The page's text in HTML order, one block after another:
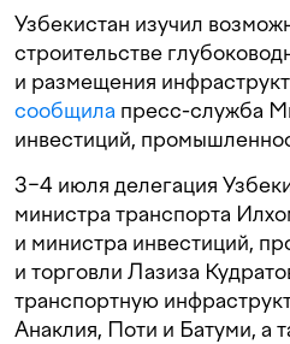
Узбекистан изучил
строительстве
и размещения
сообщила пресс-служба
инвестиций,
3−4 июля делегация
министра транспорта
и министра инвестиций,
и торговли Лазиза
транспортную
Анаклия, Поти и Батуми, а